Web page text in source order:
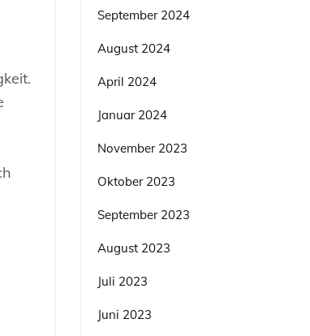
September 2024
August 2024
April 2024
Januar 2024
November 2023
Oktober 2023
September 2023
August 2023
Juli 2023
Juni 2023